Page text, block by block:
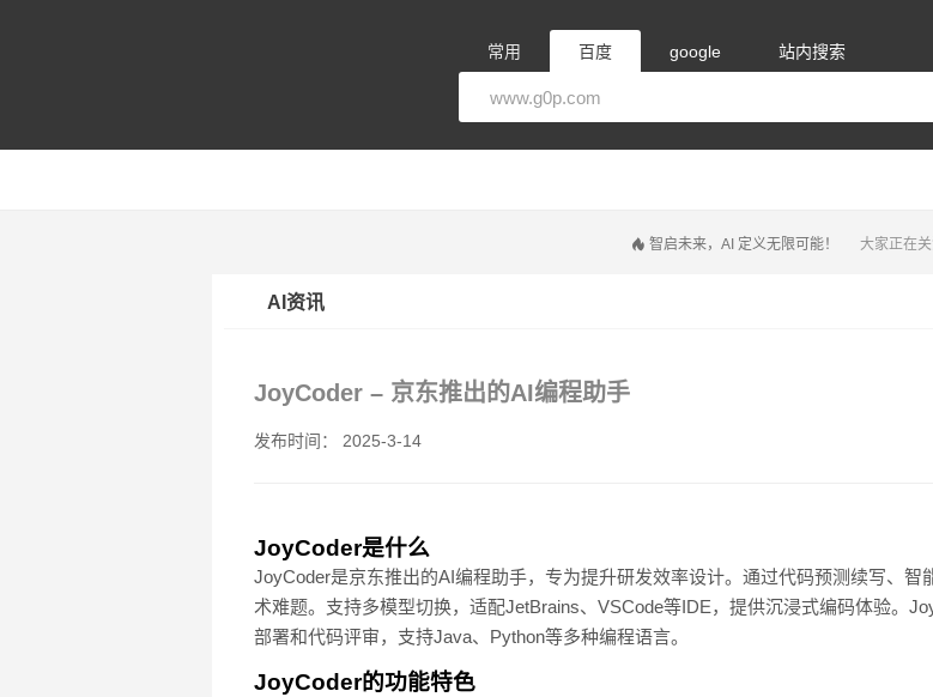
常用 百度 google 站内搜索
大家正在关
智启未来，AI 定义无限可能！
AI资讯
JoyCoder – 京东推出的AI编程助手
发布时间： 2025-3-14
JoyCoder是什么
JoyCoder是京东推出的AI编程助手，专为提升研发效率设计。通过代码预测续写、
术难题。支持多模型切换，适配JetBrains、VSCode等IDE，提供沉浸式编码体验。
部署和代码评审，支持Java、Python等多种编程语言。
JoyCoder的功能特色